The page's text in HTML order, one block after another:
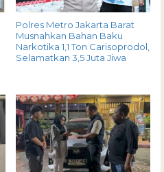
Polres Metro Jakarta Barat
Musnahkan Bahan Baku
Narkotika 1,1 Ton Carisoprodol,
Selamatkan 3,5 Juta Jiwa